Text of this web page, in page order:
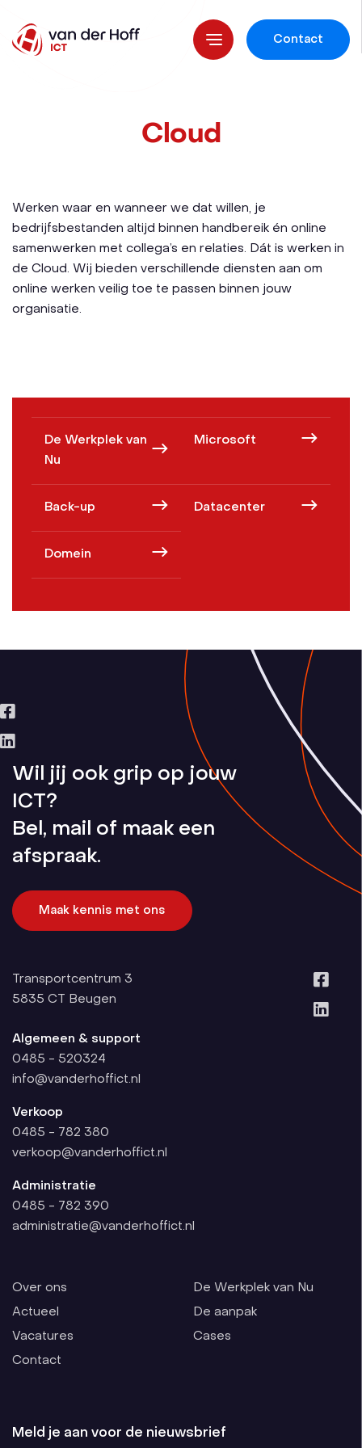
Contact
Cloud
Werken waar en wanneer we dat willen, je
bedrijfsbestanden altijd binnen handbereik én online
samenwerken met collega’s en relaties. Dát is werken in
de Cloud. Wij bieden verschillende diensten aan om
online werken veilig toe te passen binnen jouw
organisatie.
De Werkplek van
Nu
Microsoft
Back-up Datacenter
Domein
Wil jij ook grip op jouw
ICT?
Bel, mail of maak een
afspraak.
Maak kennis met ons
Transportcentrum 3
5835 CT
Beugen
Algemeen & support
0485 - 520324
info@vanderhoffict.nl
Verkoop
0485 - 782 380
verkoop@vanderhoffict.nl
Administratie
0485 - 782 390
administratie@vanderhoffict.nl
Over ons
Actueel
Vacatures
Contact
De Werkplek van Nu
De aanpak
Cases
Meld je aan voor de nieuwsbrief